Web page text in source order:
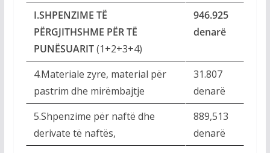
I.SHPENZIME TË
PËRGJITHSHME PËR TË
PUNËSUARIT(1+2+3+4)
946.925
denarë
4.Materiale zyre, material për
pastrim dhe mirëmbajtje
31.807
denarë
5.Shpenzime për naftë dhe
derivate të naftës,
889,513
denarë